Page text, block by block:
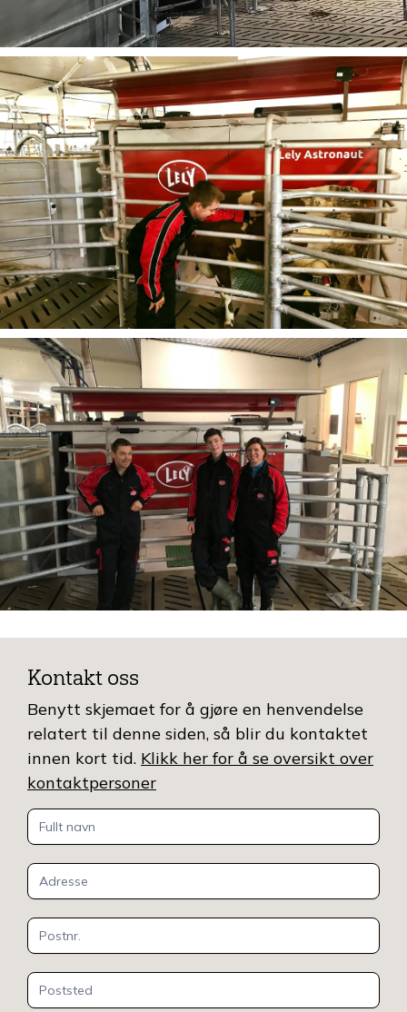
Kontakt oss
Benytt skjemaet for å gjøre en henvendelse
relatert til denne siden, så blir du kontaktet
innen kort tid. Klikk her for å se oversikt over
kontaktpersoner
Kontakt
oss